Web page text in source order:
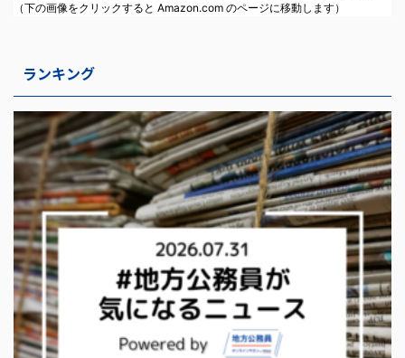
（下の画像をクリックすると Amazon.com のページに移動します）
ランキング